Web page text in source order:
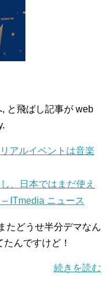
と飛ばし記事が web
アルイベントは音楽
、日本ではまだ使え
ITmedia ニュース
たどうせ半分デマなん
んですけど！
続きを読む